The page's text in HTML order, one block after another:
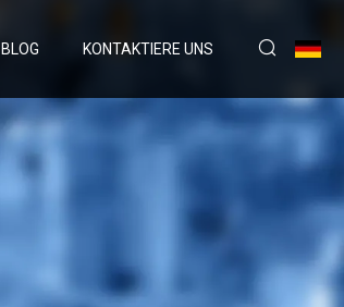
BLOG KONTAKTIERE UNS